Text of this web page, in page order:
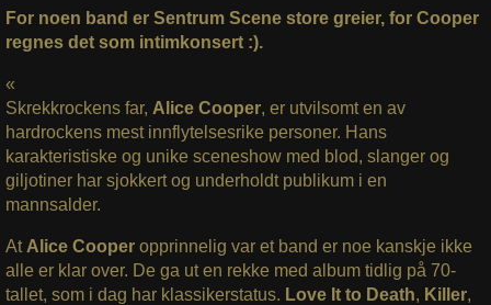
For noen band er Sentrum Scene store greier, for Cooper
regnes det som intimkonsert :).
«
Skrekkrockens far, Alice Cooper, er utvilsomt en av
hardrockens mest innflytelsesrike personer. Hans
karakteristiske og unike sceneshow med blod, slanger og
giljotiner har sjokkert og underholdt publikum i en
mannsalder.
At Alice Cooperopprinnelig var et band er noe kanskje ikke
alle er klar over. De ga ut en rekke med album tidlig på 70-
tallet, som i dag har klassikerstatus. Love It to Death, Killer,